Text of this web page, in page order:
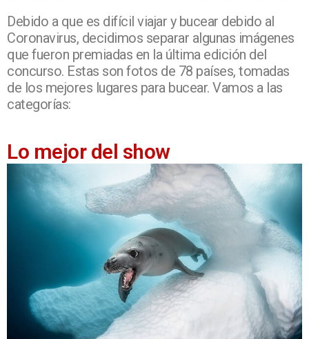
Debido a que es difícil viajar y bucear debido al
Coronavirus, decidimos separar algunas imágenes
que fueron premiadas en la última edición del
concurso. Estas son fotos de 78 países, tomadas
de los mejores lugares para bucear. Vamos a las
categorías:
Lo mejor del show